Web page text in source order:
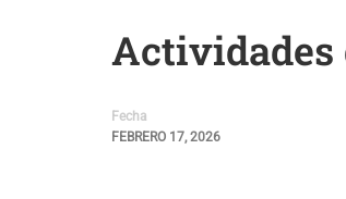
Actividades
Fecha
FEBRERO 17, 2026